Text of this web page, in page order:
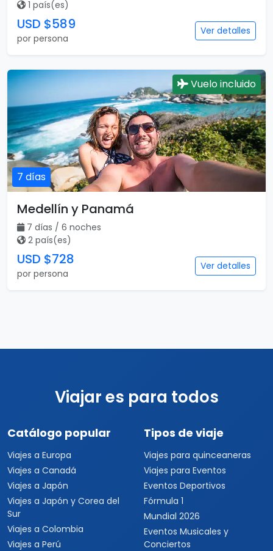
1 país(es)
USD $589
por persona
Ver detalles
7 días
Vuelo incluido
Medellín y Panamá
7 días / 6 noches
2 país(es)
USD $728
por persona
Ver detalles
Viajar es para todos
Catálogo popular
Viajes a Europa
Viajes a Canadá
Viajes a Japón
Viajes a Japón y Corea del
Sur
Viajes a Colombia
Viajes a Perú
Tipos de viaje
Viajes para quinceaneras
Viajes para Eventos
Eventos Deportivos
Fórmula 1
Mundial 2026
Eventos Musicales y
Conciertos